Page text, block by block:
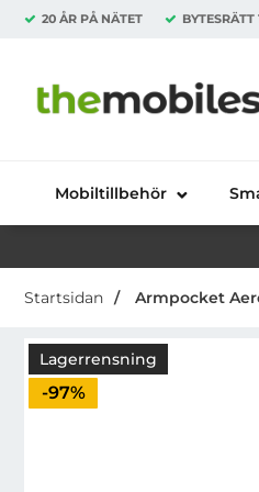
20 ÅR PÅ NÄTET BYTESRÄTT
Mobiltillbehör
Startsidan Armpocket
Lagerrensning
Priset är nedsatt med
-97%